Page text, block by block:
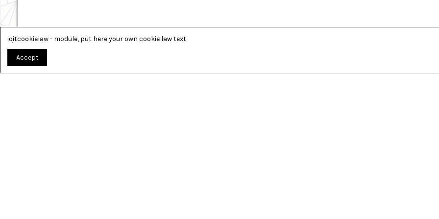
iqitcookielaw - module, put here your own cookie law text
Accept